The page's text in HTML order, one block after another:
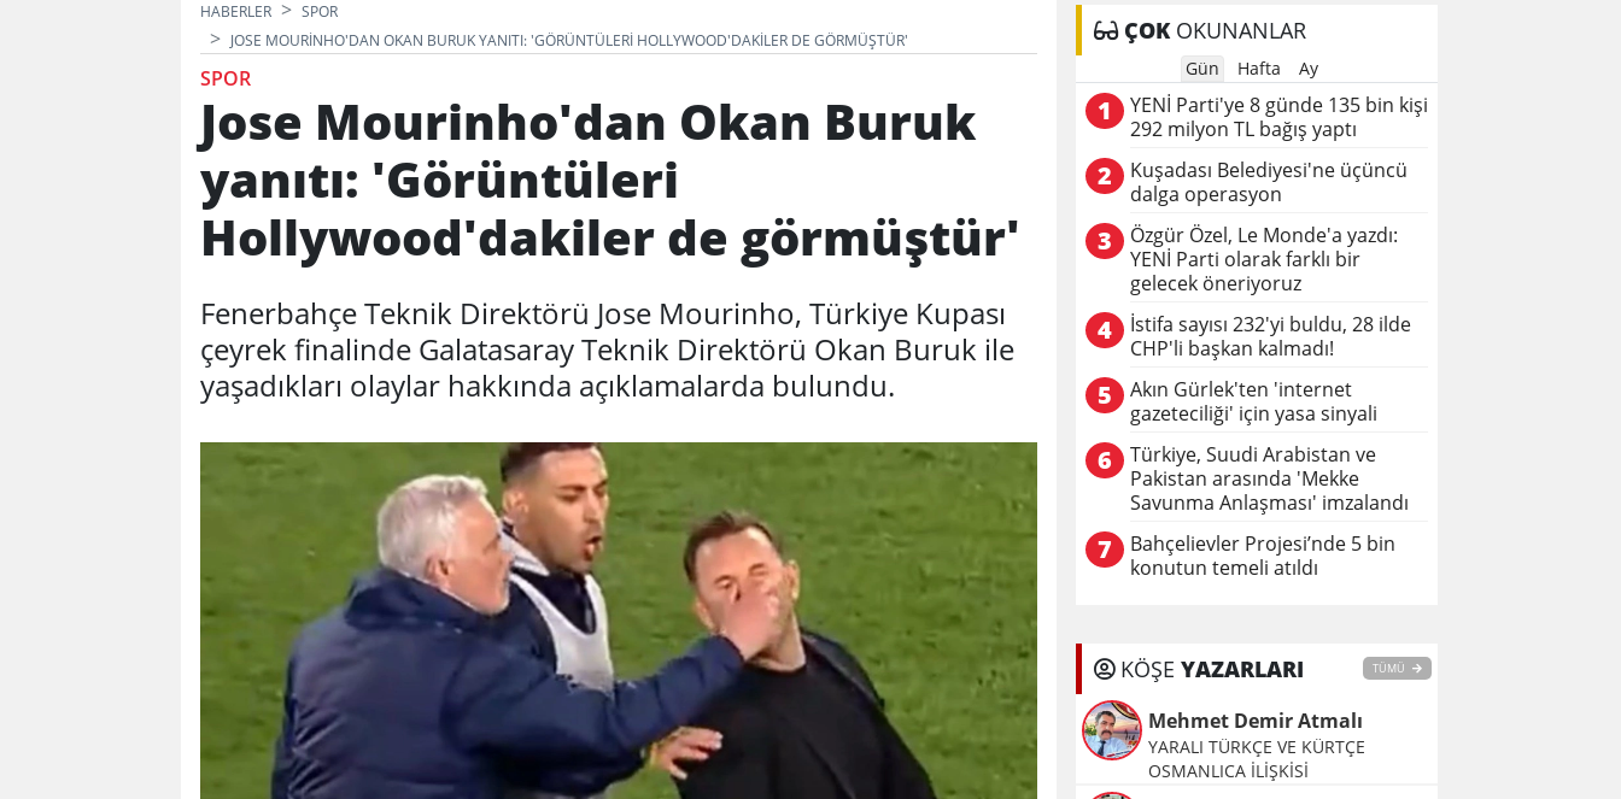
HABERLER
SPOR
JOSE MOURINHO'DAN OKAN BURUK YANITI: 'GÖRÜNTÜLERI HOLLYWOOD'DAKILER DE GÖRMÜŞTÜR'
SPOR
Jose Mourinho'dan Okan Buruk
yanıtı: 'Görüntüleri
Hollywood'dakiler de görmüştür'
Fenerbahçe Teknik Direktörü Jose Mourinho, Türkiye Kupası
çeyrek finalinde Galatasaray Teknik Direktörü Okan Buruk ile
yaşadıkları olaylar hakkında açıklamalarda bulundu.
ÇOKOKUNANLAR
Gün Hafta Ay
1
YENİ Parti'ye 8 günde 135 bin kişi
292 milyon TL bağış yaptı
2
Kuşadası Belediyesi'ne üçüncü
dalga operasyon
3
Özgür Özel, Le Monde'a yazdı:
YENİ Parti olarak farklı bir
gelecek öneriyoruz
4
İstifa sayısı 232'yi buldu, 28 ilde
CHP'li başkan kalmadı!
5
Akın Gürlek'ten 'internet
gazeteciliği' için yasa sinyali
6
Türkiye, Suudi Arabistan ve
Pakistan arasında 'Mekke
Savunma Anlaşması' imzalandı
7
Bahçelievler Projesi’nde 5 bin
konutun temeli atıldı
KÖŞE YAZARLARI TÜMÜ
Mehmet Demir Atmalı
YARALI TÜRKÇE VE KÜRTÇE
OSMANLICA İLİŞKİSİ